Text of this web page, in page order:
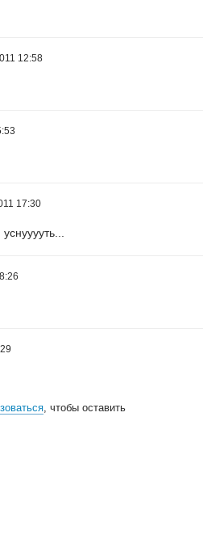
12:58
17:30
, чтобы оставить